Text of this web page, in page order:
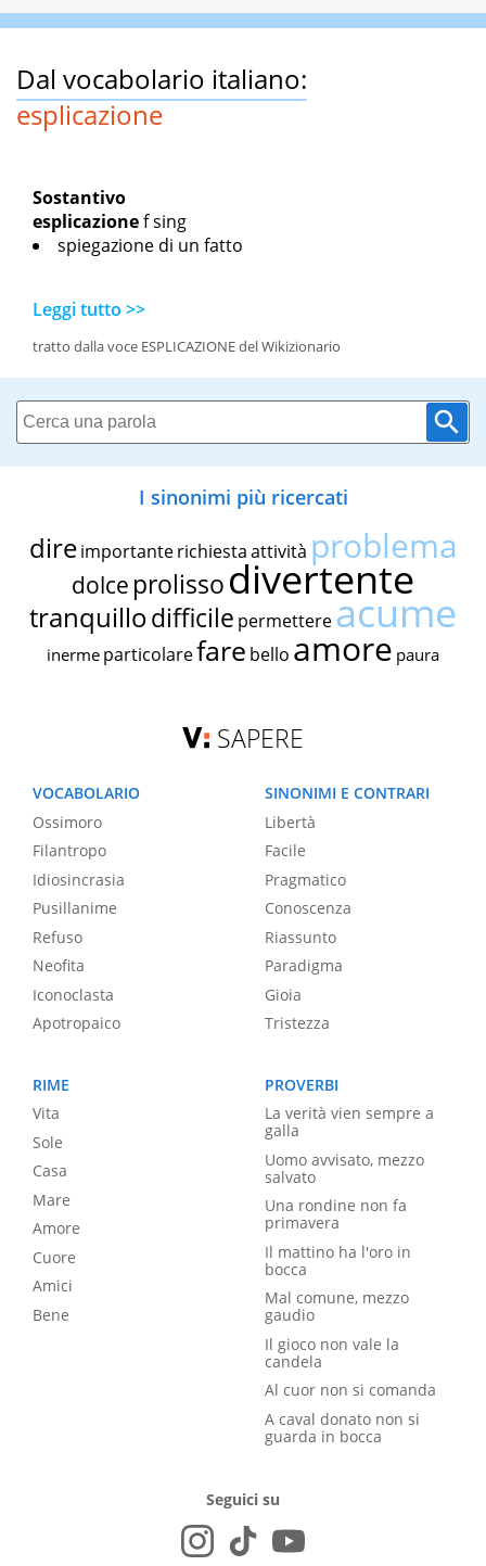
Dal vocabolario italiano:
esplicazione
Sostantivo
esplicazionef sing
spiegazione di un fatto
Leggi tutto >>
tratto dalla voce ESPLICAZIONE del Wikizionario
I sinonimi più ricercati
dire importante richiestaattività problema
dolce prolissodivertente
tranquillodifficile permettereacume
inerme particolarefare bello amore paura
SAPERE
VOCABOLARIO
Ossimoro
Filantropo
Idiosincrasia
Pusillanime
Refuso
Neofita
Iconoclasta
Apotropaico
SINONIMI E CONTRARI
Libertà
Facile
Pragmatico
Conoscenza
Riassunto
Paradigma
Gioia
Tristezza
RIME
Vita
Sole
Casa
Mare
Amore
Cuore
Amici
Bene
PROVERBI
La verità vien sempre a
galla
Uomo avvisato, mezzo
salvato
Una rondine non fa
primavera
Il mattino ha l'oro in
bocca
Mal comune, mezzo
gaudio
Il gioco non vale la
candela
Al cuor non si comanda
A caval donato non si
guarda in bocca
Seguici su